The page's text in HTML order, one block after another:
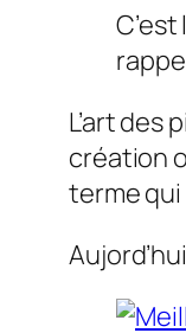
L’art des
création
terme